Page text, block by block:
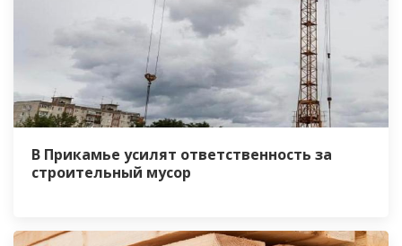
В Прикамье усилят ответственность за
строительный мусор